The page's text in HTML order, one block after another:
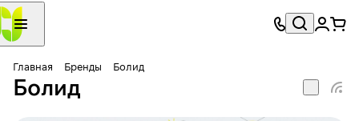
Главная Бренды Болид
Болид